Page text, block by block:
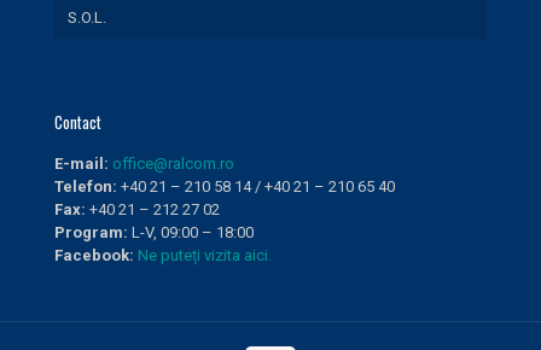
S.O.L.
Contact
E-mail: office@ralcom.ro
Telefon: +40 21 – 210 58 14 / +40 21 – 210 65 40
Fax: +40 21 – 212 27 02
Program: L-V, 09:00 – 18:00
Facebook: Ne puteți vizita aici.